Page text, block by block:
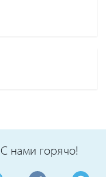
нами горячо!